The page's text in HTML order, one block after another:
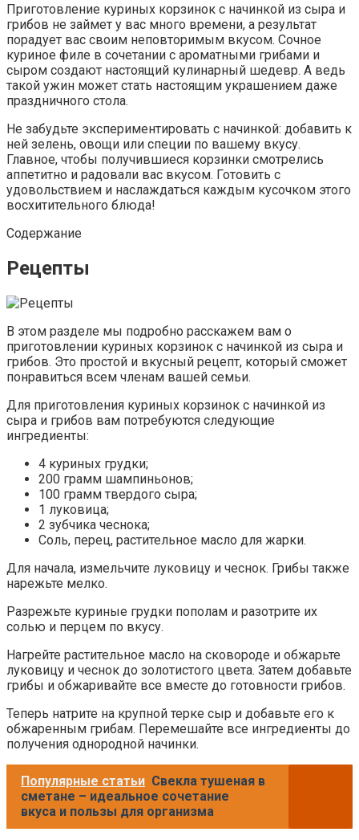
Приготовление куриных корзинок с начинкой из сыра и
грибов не займет у вас много времени, а результат
порадует вас своим неповторимым вкусом. Сочное
куриное филе в сочетании с ароматными грибами и
сыром создают настоящий кулинарный шедевр. А ведь
такой ужин может стать настоящим украшением даже
праздничного стола.
Не забудьте экспериментировать с начинкой: добавить к
ней зелень, овощи или специи по вашему вкусу.
Главное, чтобы получившиеся корзинки смотрелись
аппетитно и радовали вас вкусом. Готовить с
удовольствием и наслаждаться каждым кусочком этого
восхитительного блюда!
Содержание
Рецепты
В этом разделе мы подробно расскажем вам о
приготовлении куриных корзинок с начинкой из сыра и
грибов. Это простой и вкусный рецепт, который сможет
понравиться всем членам вашей семьи.
Для приготовления куриных корзинок с начинкой из
сыра и грибов вам потребуются следующие
ингредиенты:
4 куриных грудки;
200 грамм шампиньонов;
100 грамм твердого сыра;
1 луковица;
2 зубчика чеснока;
Соль, перец, растительное масло для жарки.
Для начала, измельчите луковицу и чеснок. Грибы также
нарежьте мелко.
Разрежьте куриные грудки пополам и разотрите их
солью и перцем по вкусу.
Нагрейте растительное масло на сковороде и обжарьте
луковицу и чеснок до золотистого цвета. Затем добавьте
грибы и обжаривайте все вместе до готовности грибов.
Теперь натрите на крупной терке сыр и добавьте его к
обжаренным грибам. Перемешайте все ингредиенты до
получения однородной начинки.
Популярные статьи Свекла тушеная в
сметане – идеальное сочетание
вкуса и пользы для организма